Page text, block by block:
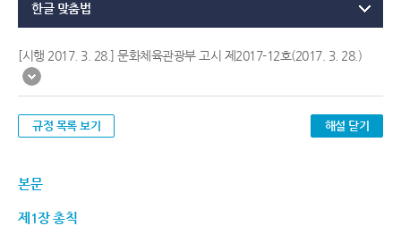
한글 맞춤법
[시행 2017. 3. 28.] 문화체육관광부 고시 제2017-12호(2017. 3. 28.)
규정 목록 보기 해설 닫기
본문
제1장 총칙